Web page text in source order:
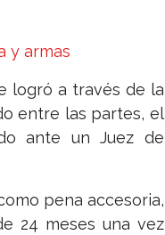
y armas
logró a través de la
entre las partes, el
ante un Juez de
pena accesoria,
24 meses una vez